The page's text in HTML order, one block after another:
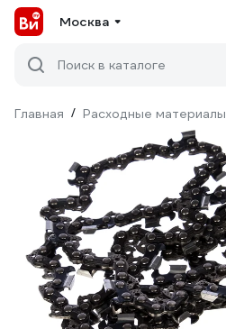
Москва
Поиск в каталоге
Главная / Расходные материалы